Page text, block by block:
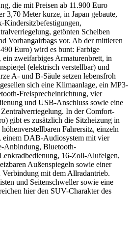
die mit Preisen ab 11.900 Euro
3,70 Meter kurze, in Japan gebaute,
Kindersitzbefestigungen,
getönten Scheiben
Vorhangairbags vor. Ab der mittleren
Euro) wird es bunt: Farbige
zweifarbiges Armaturenbrett, in
(elektrisch verstellbar) und
A- und B-Säule setzen lebensfroh
sich eine Klimaanlage, ein MP3-
Freisprecheinrichtung, vier
und USB-Anschluss sowie eine
In der Comfort-
gibt es zusätzlich die Sitzheizung in
Fahrersitz, einzeln
einem DAB-Audiosystem mit vier
Anbindung, Bluetooth-
16-Zoll-Alufelgen,
Außenspiegeln sowie einer
mit dem Allradantrieb.
und Seitenschweller sowie eine
hier den SUV-Charakter des